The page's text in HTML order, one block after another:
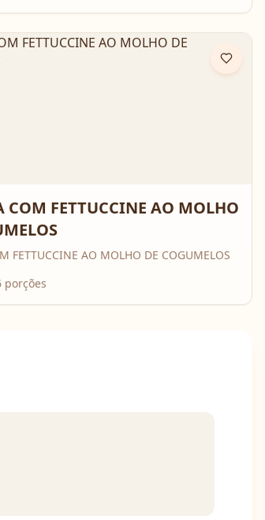
COM FETTUCCINE AO MOLHO
FETTUCCINE AO MOLHO DE COGUMELOS
porções